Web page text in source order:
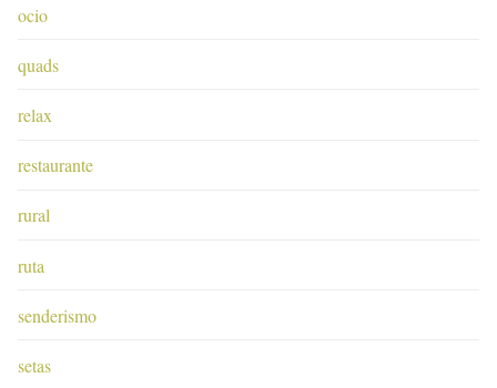
ocio
quads
relax
restaurante
rural
ruta
senderismo
setas